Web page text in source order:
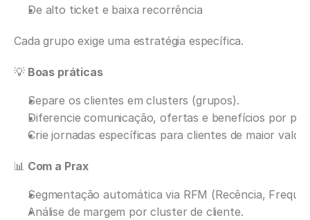
De alto ticket e baixa recorrência
Cada grupo exige uma estratégia específica.
💡 Boas práticas
Separe os clientes em clusters (grupos).
Diferencie comunicação, ofertas e benefícios por
Crie jornadas específicas para clientes de maior valor.
📊 Com a Prax
Segmentação automática via RFM (Recência,
Análise de margem por cluster de cliente.